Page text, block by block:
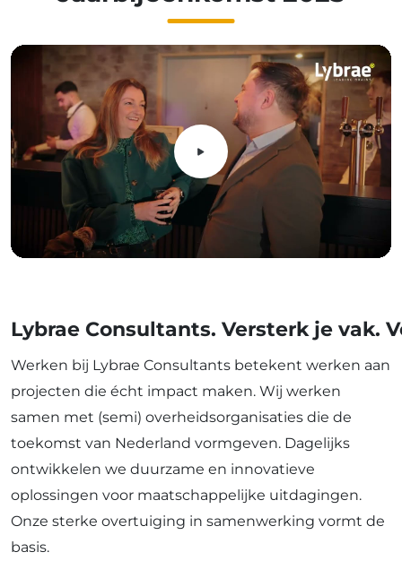
Lybrae Consultants. Versterk je vak.
Werken bij Lybrae Consultants betekent werken aan
projecten die écht impact maken. Wij werken
samen met (semi) overheidsorganisaties die de
toekomst van Nederland vormgeven. Dagelijks
ontwikkelen we duurzame en innovatieve
oplossingen voor maatschappelijke uitdagingen.
Onze sterke overtuiging in samenwerking vormt de
basis.